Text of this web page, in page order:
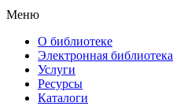
Меню
О библиотеке
Электронная библиотека
Услуги
Ресурсы
Каталоги